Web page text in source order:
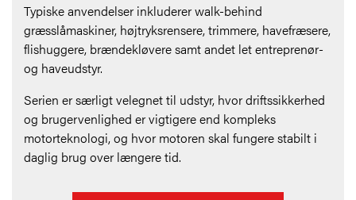
Typiske anvendelser inkluderer walk-behind
græsslåmaskiner, højtryksrensere, trimmere, havefræsere,
flishuggere, brændekløvere samt andet let entreprenør-
og haveudstyr.
Serien er særligt velegnet til udstyr, hvor driftssikkerhed
og brugervenlighed er vigtigere end kompleks
motorteknologi, og hvor motoren skal fungere stabilt i
daglig brug over længere tid.